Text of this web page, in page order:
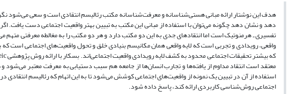
هدف این نوشتار ارائه مبانی هستی‌شناسانه و معرفت‌شناسانه مکتب رئالیسم انتقادی است و سعی می‌شود
دهد و نشان دهد چگونه می‌توان با استفاده از مبانی این مکتب به تبیین بهتر واقعیت اجتماعی دست
تفسیری ـ هرمنوتیک است اما انتقاد‌های جدی به این دو مکتب دارد و هر دو مکتب را به مغالطه معرفتی متهم
واقعی، رویدادی و تجربی است که لایه واقعی همان مکانیسم بنیادی خلق و تحول واقعیت‌های اجتماعی است
معتقد است انتقاد مداوم از یافته‌ها و تجارب انسان‌‌ها از جامعه هم سبب دستیابی به معرفت معتبر
استفاده از آن در تبیین یک نمونه از واقعیت‌های اجتماعی کوشش می‌شود تا به این اتهام که رئالیسم
اجتماعی روش‌شناسی کاربردی ارائه کند، پاسخ داده شود.